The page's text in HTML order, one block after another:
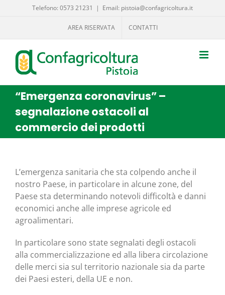
Telefono: 0573 21231 | Email: pistoia@confagricoltura.it
AREA RISERVATA CONTATTI
“Emergenza coronavirus” –
segnalazione ostacoli al
commercio dei prodotti
L’emergenza sani­ta­ria che sta col­pen­do anche il
nostro Pae­se, in par­ti­co­la­re in alcu­ne zone, del
Pae­se sta deter­mi­nan­do note­vo­li dif­fi­col­tà e dan­ni
eco­no­mi­ci anche alle impre­se agri­co­le ed
agroalimentari.
In par­ti­co­la­re sono sta­te segna­la­ti degli osta­co­li
alla com­mer­cia­liz­za­zio­ne ed alla libe­ra cir­co­la­zio­ne
del­le mer­ci sia sul ter­ri­to­rio nazio­na­le sia da par­te
dei Pae­si este­ri, del­la UE e non.